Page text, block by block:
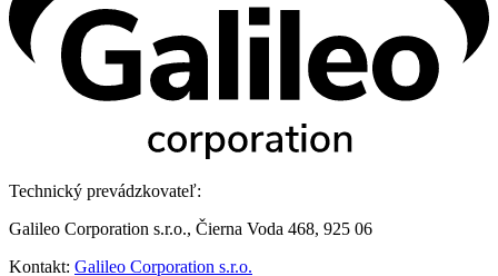
Technický prevádzkovateľ:
Galileo Corporation s.r.o., Čierna Voda 468, 925 06
Kontakt: Galileo Corporation s.r.o.